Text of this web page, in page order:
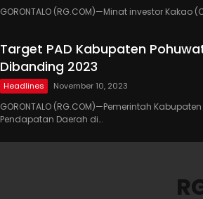
GORONTALO (RG.COM)—Minat investor
Target PAD Kabupaten
Dibanding 2023
Headlines November 10, 2023
GORONTALO (RG.COM)—Pemerintah
Pendapatan Daerah di…